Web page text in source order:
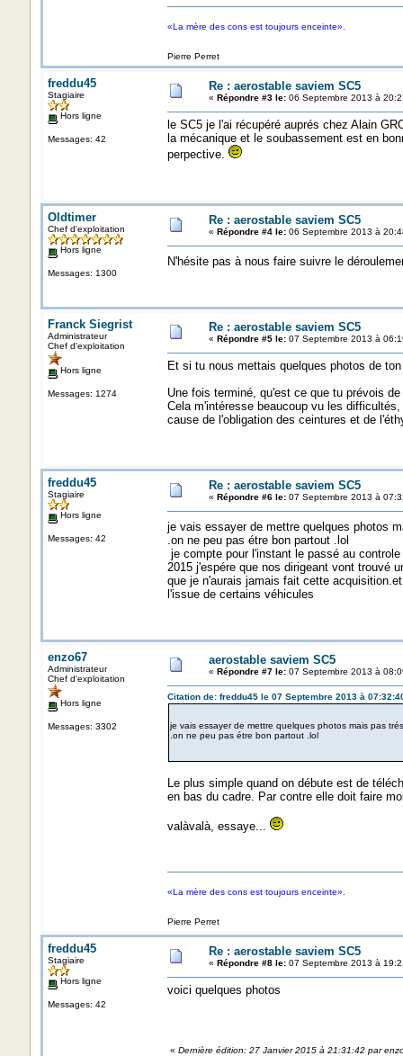
«La mère des cons est toujours enceinte».
Pierre Perret
freddu45
Stagiaire
Hors ligne
Messages: 42
Re : aerostable saviem SC5
« Répondre #3 le:06 Septembre 2013 à
le SC5 je l'ai récupéré auprés chez Alain
la mécanique et le soubassement est en
perpective.
Oldtimer
Chef d'exploitation
Hors ligne
Messages: 1300
Re : aerostable saviem SC5
« Répondre #4 le:06 Septembre 2013 à
N'hésite pas à nous faire suivre le
Franck Siegrist
Administrateur
Chef d'exploitation
Hors ligne
Messages: 1274
Re : aerostable saviem SC5
« Répondre #5 le:07 Septembre 2013 à
Et si tu nous mettais quelques photos de
Une fois terminé, qu'est ce que tu prévois
Cela m'intéresse beaucoup vu les
cause de l'obligation des ceintures et de
freddu45
Stagiaire
Hors ligne
Messages: 42
Re : aerostable saviem SC5
« Répondre #6 le:07 Septembre 2013 à
je vais essayer de mettre quelques photos
.on ne peu pas étre bon partout .lol
je compte pour l'instant le passé au
2015 j'espére que nos dirigeant vont trouvé
que je n'aurais jamais fait cette
l'issue de certains véhicules
enzo67
Administrateur
Chef d'exploitation
Hors ligne
Messages: 3302
aerostable saviem SC5
« Répondre #7 le:07 Septembre 2013 à
Citation de: freddu45 le 07 Septembre 2013 à
je vais essayer de mettre quelques photos mais pas
.on ne peu pas étre bon partout .lol
Le plus simple quand on débute est de
en bas du cadre. Par contre elle doit faire
valàvalà, essaye...
«La mère des cons est toujours enceinte».
Pierre Perret
freddu45
Stagiaire
Hors ligne
Messages: 42
Re : aerostable saviem SC5
« Répondre #8 le:07 Septembre 2013 à
voici quelques photos
« Dernière édition: 27 Janvier 2015 à 21:31:42 par